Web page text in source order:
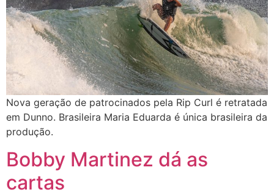
Nova geração de patrocinados pela Rip Curl é retratada
em Dunno. Brasileira Maria Eduarda é única brasileira da
produção.
Bobby Martinez dá as
cartas